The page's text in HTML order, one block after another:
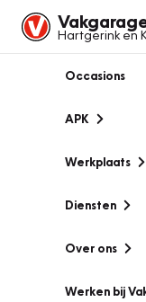
Hartgerink en
Occasions
APK
Werkplaats
Diensten
Over ons
Werken bij